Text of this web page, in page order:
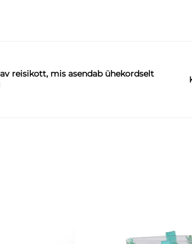
reisikott, mis asendab ühekordselt